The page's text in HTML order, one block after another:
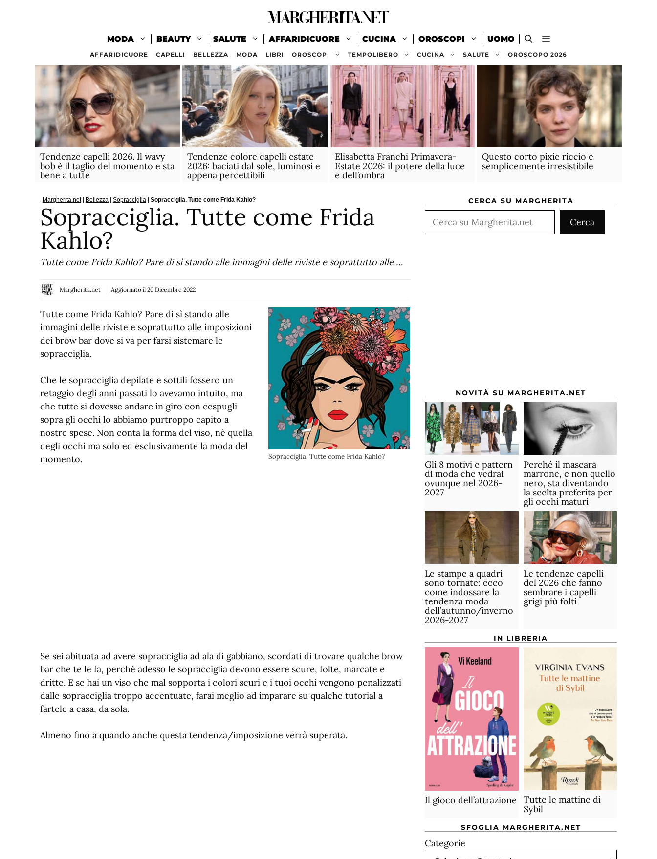
MODA BEAUTY SALUTE AFFARIDICUORE CUCINA OROSCOPI UOMO
AFFARIDICUORE CAPELLI BELLEZZA MODA LIBRI OROSCOPI TEMPOLIBERO CUCINA SALUTE OROSCOPO 2026
Tendenze capelli 2026. Il wavy
bob è il taglio del momento e sta
bene a tutte
Tendenze colore capelli estate
2026: baciati dal sole, luminosi e
appena percettibili
Elisabetta Franchi Primavera-
Estate 2026: il potere della luce
e dell’ombra
Questo corto pixie riccio è
semplicemente irresistibile
Margherita.net| Bellezza | Sopracciglia | Sopracciglia. Tutte come Frida Kahlo?
Sopracciglia. Tutte come Frida
Kahlo?
Tutte come Frida Kahlo? Pare di sì stando alle immagini delle riviste e soprattutto alle …
Margherita.net Aggiornato il 20 Dicembre 2022
Sopracciglia. Tutte come Frida Kahlo?
Tutte come Frida Kahlo? Pare di sì stando alle
immagini delle riviste e soprattutto alle imposizioni
dei brow bar dove si va per farsi sistemare le
sopracciglia.
Che le sopracciglia depilate e sottili fossero un
retaggio degli anni passati lo avevamo intuito, ma
che tutte si dovesse andare in giro con cespugli
sopra gli occhi lo abbiamo purtroppo capito a
nostre spese. Non conta la forma del viso, nè quella
degli occhi ma solo ed esclusivamente la moda del
momento.
Se sei abituata ad avere sopracciglia ad ala di gabbiano, scordati di trovare qualche brow
bar che te le fa, perché adesso le sopracciglia devono essere scure, folte, marcate e
dritte. E se hai un viso che mal sopporta i colori scuri e i tuoi occhi vengono penalizzati
dalle sopracciglia troppo accentuate, farai meglio ad imparare su qualche tutorial a
fartele a casa, da sola.
Almeno fino a quando anche questa tendenza/imposizione verrà superata.
CERCA SU MARGHERITA
Cerca
Cerca
NOVITÀ SU MARGHERITA.NET
Gli 8 motivi e pattern
di moda che vedrai
ovunque nel 2026-
2027
Perché il mascara
marrone, e non quello
nero, sta diventando
la scelta preferita per
gli occhi maturi
Le stampe a quadri
sono tornate: ecco
come indossare la
tendenza moda
dell’autunno/inverno
2026-2027
Le tendenze capelli
del 2026 che fanno
sembrare i capelli
grigi più folti
IN LIBRERIA
Il gioco dell’attrazione
Tutte le mattine di
Sybil
SFOGLIA MARGHERITA.NET
Categorie